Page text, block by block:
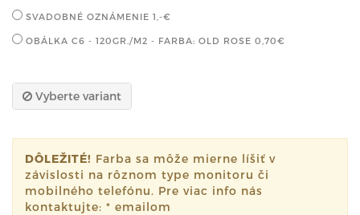
SVADOBNÉ OZNÁMENIE 1,-€
OBÁLKA C6 - 120GR./M2 - FARBA: OLD ROSE 0,70€
Vyberte variant
DÔLEŽITÉ! Farba sa môže mierne líšiť v
závislosti na rôznom type monitoru či
mobilného telefónu. Pre viac info nás
kontaktujte: * emailom